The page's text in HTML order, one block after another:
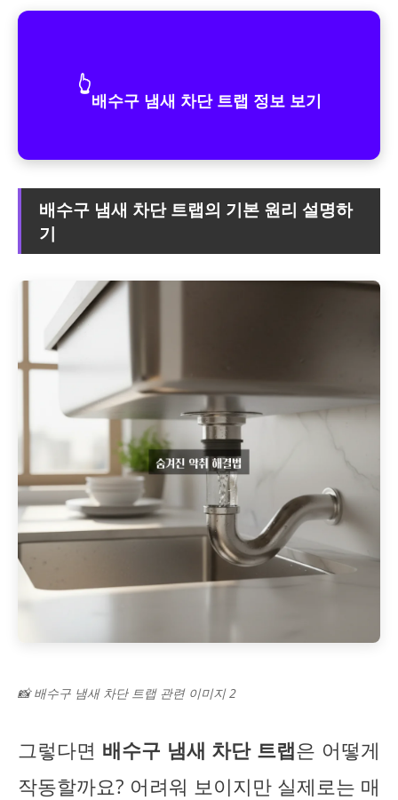
👆
배수구 냄새 차단 트랩 정보 보기
배수구 냄새 차단 트랩의 기본 원리 설명하
기
📸 배수구 냄새 차단 트랩 관련 이미지 2
그렇다면 배수구 냄새 차단 트랩은 어떻게
작동할까요? 어려워 보이지만 실제로는 매